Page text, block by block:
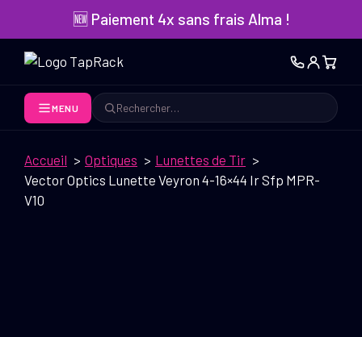
contenu
🆕 Paiement 4x sans frais Alma !
MENU
Rechercher
Accueil Optiques
Lunettes de Tir
Vector Optics Lunette Veyron 4-16×44 Ir Sfp MPR-
V10